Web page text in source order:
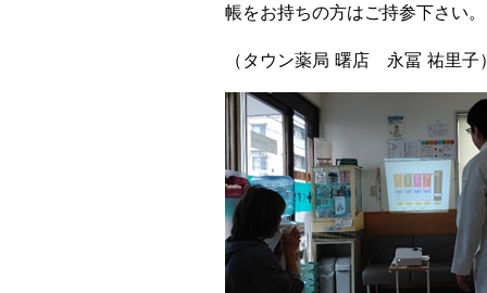
帳をお持ちの方はご持参下さい。
（タウン薬局 曙店 永冨 祐里子